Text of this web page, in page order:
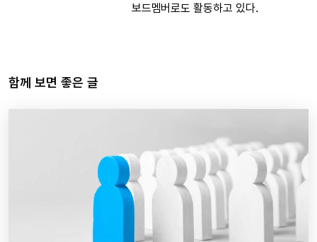
보드멤버로도 활동하고 있다.
함께 보면 좋은 글